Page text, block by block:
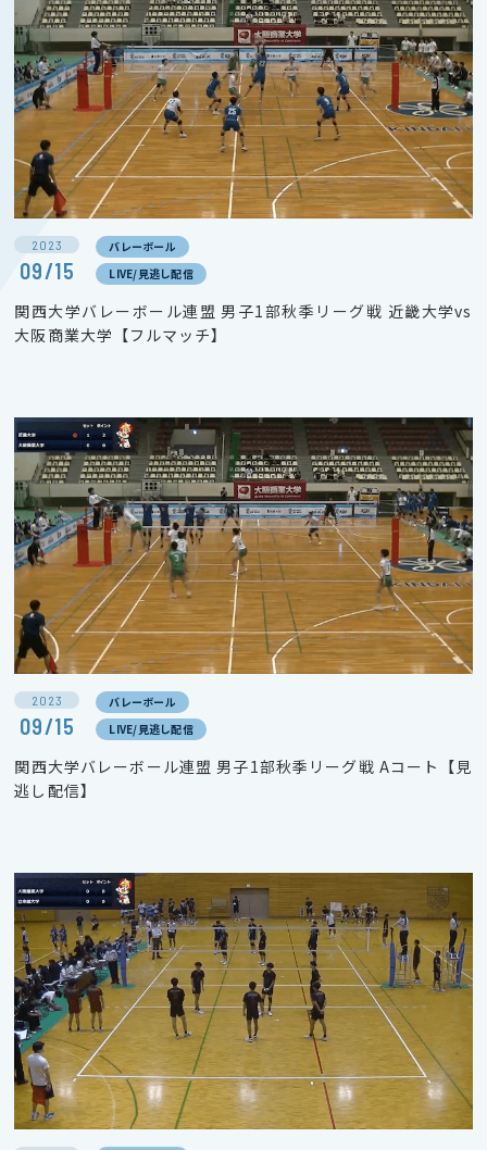
2023
09/15
バレーボール
LIVE/見逃し配信
関西大学バレーボール連盟 男子1部秋季リーグ戦 近畿大学vs
大阪商業大学【フルマッチ】
2023
09/15
バレーボール
LIVE/見逃し配信
関西大学バレーボール連盟 男子1部秋季リーグ戦 Aコート【見
逃し配信】